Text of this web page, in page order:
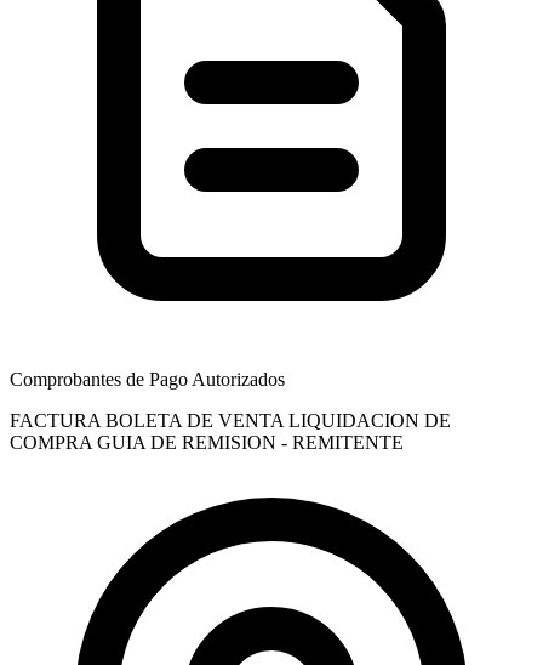
Comprobantes de Pago Autorizados
FACTURA BOLETA DE VENTA LIQUIDACION DE
COMPRA GUIA DE REMISION - REMITENTE